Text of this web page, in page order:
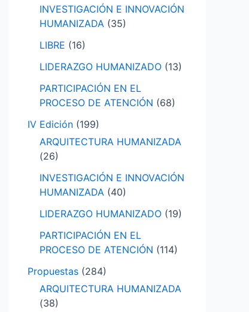
INVESTIGACIÓN E INNOVACIÓN
HUMANIZADA (35)
LIBRE (16)
LIDERAZGO HUMANIZADO (13)
PARTICIPACIÓN EN EL
PROCESO DE ATENCIÓN (68)
IV Edición (199)
ARQUITECTURA HUMANIZADA
(26)
INVESTIGACIÓN E INNOVACIÓN
HUMANIZADA (40)
LIDERAZGO HUMANIZADO (19)
PARTICIPACIÓN EN EL
PROCESO DE ATENCIÓN (114)
Propuestas (284)
ARQUITECTURA HUMANIZADA
(38)